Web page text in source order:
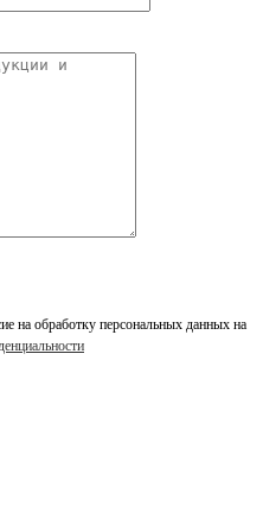
на обработку персональных данных на